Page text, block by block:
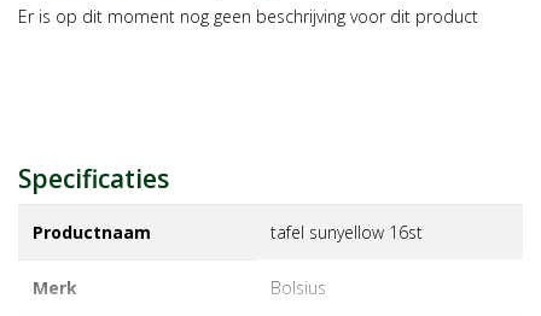
Er is op dit moment nog geen beschrijving voor dit product
Specificaties
Productnaam tafel sunyellow 16st
Merk bolsius